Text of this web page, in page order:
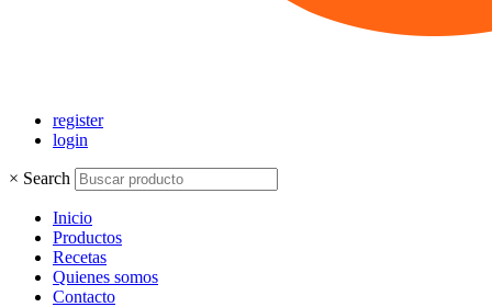
register
login
× Search
Inicio
Productos
Recetas
Quienes somos
Contacto